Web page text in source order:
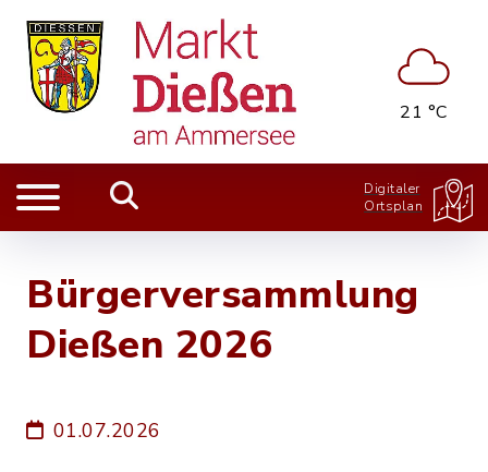
21 °C
Digitaler
Ortsplan
Bürgerversammlung
Dießen 2026
01.07.2026